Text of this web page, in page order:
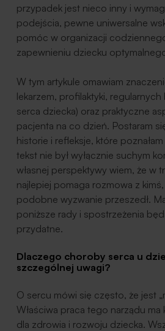
przypadek jest nieco inny i
podejścia, pewne uniwersalne
pomóc w organizacji
zapewnieniu dziecku
W tym artykule omawiam
lekarzem, profilaktyki,
serca dziecka) oraz praktyczne
pacjenta na co dzień. Postaram
historie i refleksje, które
tekst nie był wyłącznie suchym
własnej perspektywy wiem, że w
najlepiej pomaga rozmowa z
podobne wyzwanie przeszedł.
poniższe rady i spostrzeżenia
przydatne.
Dlaczego choroby serca u
szczególnej uwagi?
O sercu mówi się często, że jest
Właściwa praca tego narządu
dla zdrowia i rozwoju dziecka.